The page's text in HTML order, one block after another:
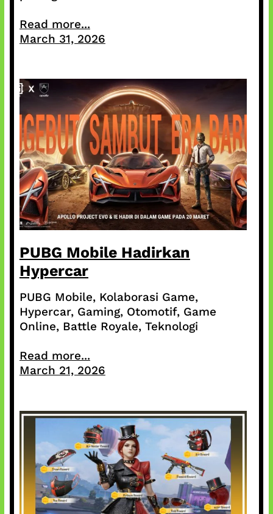
Read more...
March 31, 2026
PUBG Mobile Hadirkan
Hypercar
PUBG Mobile, Kolaborasi Game,
Hypercar, Gaming, Otomotif, Game
Online, Battle Royale, Teknologi
Read more...
March 21, 2026